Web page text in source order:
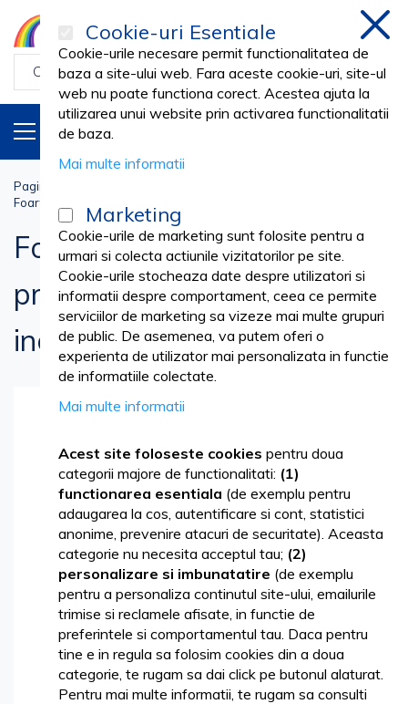
PRODUSE
Pagina principala
Foarfeca tuns caini profesionala dreapta 19cm inox
Foarfeca tuns caini
profesionala dreapta 19cm
inox
Skip
the
end
the
images
gallery
Cookie-uri Esentiale
Cookie-urile necesare permit functionalitatea de
baza a site-ului web. Fara aceste cookie-uri, site-ul
web nu poate functiona corect. Acestea ajuta la
utilizarea unui website prin activarea functionalitatii
de baza.
Mai multe informatii
Marketing
Cookie-urile de marketing sunt folosite pentru a
urmari si colecta actiunile vizitatorilor pe site.
Cookie-urile stocheaza date despre utilizatori si
informatii despre comportament, ceea ce permite
serviciilor de marketing sa vizeze mai multe grupuri
de public. De asemenea, va putem oferi o
experienta de utilizator mai personalizata in functie
de informatiile colectate.
Mai multe informatii
Acest site foloseste cookies pentru doua
categorii majore de functionalitati: (1)
functionarea esentiala (de exemplu pentru
adaugarea la cos, autentificare si cont, statistici
anonime, prevenire atacuri de securitate). Aceasta
categorie nu necesita acceptul tau; (2)
personalizare si imbunatatire (de exemplu
pentru a personaliza continutul site-ului, emailurile
trimise si reclamele afisate, in functie de
preferintele si comportamentul tau. Daca pentru
tine e in regula sa folosim cookies din a doua
categorie, te rugam sa dai click pe butonul alaturat.
Pentru mai multe informatii, te rugam sa consulti